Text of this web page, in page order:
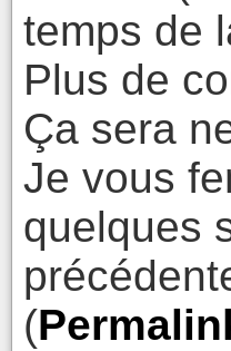
temps de
Plus de
Ça sera
Je vous
quelques
(